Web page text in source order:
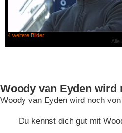
4 weitere Bilder
Alle
Woody van Eyden wird
Woody van Eyden wird noch
Du kennst dich gut mit